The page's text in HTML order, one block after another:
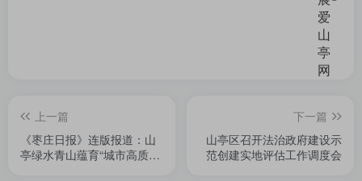
上一篇
《枣庄日报》连版报道：山
亭绿水青山蕴育“城市高质量
下一篇
山亭区召开法治政府建设示
范创建实地评估工作调度会